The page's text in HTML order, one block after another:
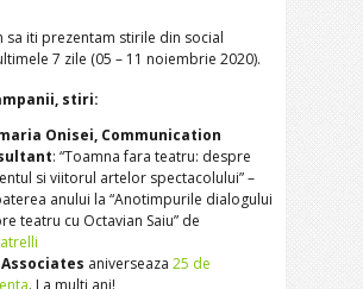
sa iti prezentam stirile din social
7 zile (05 – 11 noiembrie 2020).
stiri:
Onisei, Communication
: “Toamna fara teatru: despre
si viitorul artelor spectacolului” –
anului la “Anotimpurile dialogului
teatru cu Octavian Saiu” de
Associates aniverseaza 25 de
. La multi ani!